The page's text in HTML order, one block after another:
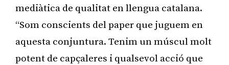
mediàtica de qualitat en llengua catalana.
“Som conscients del paper que juguem en
aquesta conjuntura. Tenim un múscul molt
potent de capçaleres i qualsevol acció que